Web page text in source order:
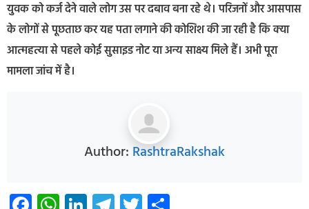
युवक को कर्ज देने वाले लोग उस पर दबाव बना रहे थे। परिजनों और आसपास
के लोगों से पूछताछ कर यह पता लगाने की कोशिश की जा रही है कि क्या
आत्महत्या से पहले कोई सुसाइड नोट या अन्य साक्ष्य मिले हैं। अभी पूरा
मामला जांच में है।
Author: RashtraRakshak